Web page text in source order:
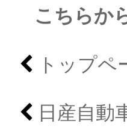
こちらか
トップペ
日産自動